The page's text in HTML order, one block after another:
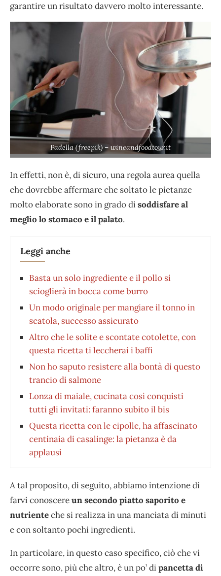
garantire un risultato davvero molto interessante.
Padella (freepik) – wineandfoodtour.it
In effetti, non è, di sicuro, una regola aurea quella
che dovrebbe affermare che soltato le pietanze
molto elaborate sono in grado disoddisfare al
meglio lo stomaco e il palato.
Leggi anche
Basta un solo ingrediente e il pollo si
scioglierà in bocca come burro
Un modo originale per mangiare il tonno in
scatola, successo assicurato
Altro che le solite e scontate cotolette, con
questa ricetta ti leccherai i baffi
Non ho saputo resistere alla bontà di questo
trancio di salmone
Lonza di maiale, cucinata così conquisti
tutti gli invitati: faranno subito il bis
Questa ricetta con le cipolle, ha affascinato
centinaia di casalinge: la pietanza è da
applausi
A tal proposito, di seguito, abbiamo intenzione di
farvi conoscereun secondo piatto saporito e
nutrienteche si realizza in una manciata di minuti
e con soltanto pochi ingredienti.
In particolare, in questo caso specifico, ciò che vi
occorre sono, più che altro, è un po’ dipancetta di